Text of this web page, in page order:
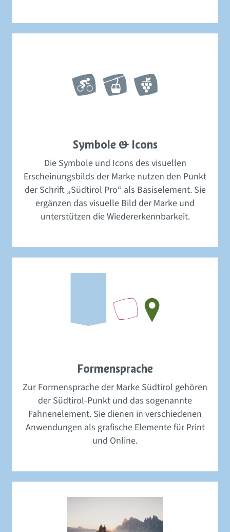
Symbole & Icons
Die Symbole und Icons des visuellen
Erscheinungsbilds der Marke nutzen den Punkt
der Schrift „Südtirol Pro“ als Basiselement. Sie
ergänzen das visuelle Bild der Marke und
unterstützen die Wiedererkennbarkeit.
Formensprache
Zur Formensprache der Marke Südtirol gehören
der Südtirol-Punkt und das sogenannte
Fahnenelement. Sie dienen in verschiedenen
Anwendungen als grafische Elemente für Print
und Online.